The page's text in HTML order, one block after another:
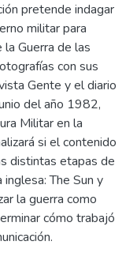
pretende indagar
militar para
Guerra de las
con sus
Gente y el diario
del año 1982,
Militar en la
si el contenido
distintas etapas de
The Sun y
la guerra como
cómo trabajó